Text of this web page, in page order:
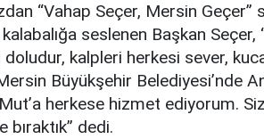
“Vahap Seçer, Mersin Geçer”
seslenen Başkan Seçer,
doludur, kalpleri herkesi sever,
Büyükşehir Belediyesi’nde
Mut’a herkese hizmet ediyorum.
bıraktık” dedi.